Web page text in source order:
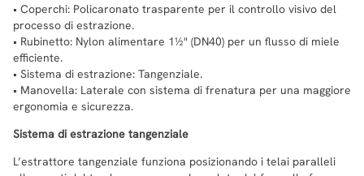
• Coperchi: Policaronato trasparente per il controllo visivo del
processo di estrazione.
• Rubinetto: Nylon alimentare 1½" (DN40) per un flusso di miele
efficiente.
• Sistema di estrazione: Tangenziale.
• Manovella: Laterale con sistema di frenatura per una maggiore
ergonomia e sicurezza.
Sistema di estrazione tangenziale
L’estrattore tangenziale funziona posizionando i telai paralleli